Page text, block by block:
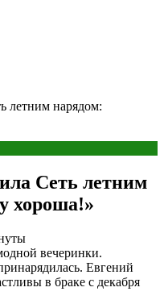
летним нарядом:
Сеть летним
хороша!»
вечеринки.
Евгений
в браке с декабря